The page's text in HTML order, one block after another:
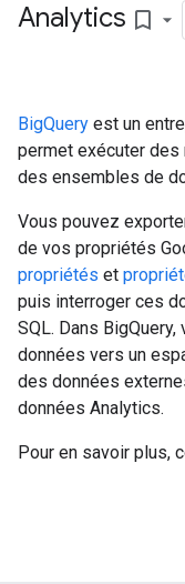
Analytics bookmark_border
BigQuery est un
permet exécuter
des ensembles de
Vous pouvez
de vos propriétés
propriétés et
puis interroger ces
SQL. Dans
données vers un
des données
données Analytics.
Pour en savoir plus,